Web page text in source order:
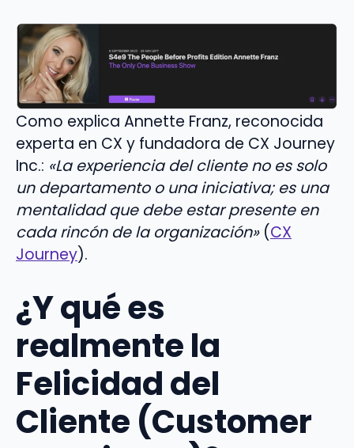
Como explica Annette Franz, reconocida
experta en CX y fundadora de CX Journey
Inc.: «La experiencia del cliente no es solo
un departamento o una iniciativa; es una
mentalidad que debe estar presente en
cada rincón de la organización»(CX
Journey).
¿Y qué es
realmente la
Felicidad del
Cliente (Customer